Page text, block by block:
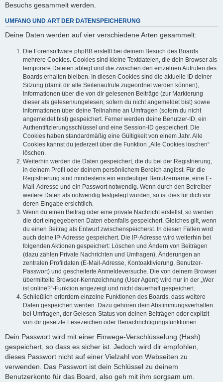
Besuchs gesammelt werden.
UMFANG UND ART DER DATENSPEICHERUNG
Deine Daten werden auf vier verschiedene Arten gesammelt:
Die Forensoftware phpBB erstellt bei deinem Besuch des Boards
mehrere Cookies. Cookies sind kleine Textdateien, die dein Browser als
temporäre Dateien ablegt und die zwischen den einzelnen Aufrufen des
Boards erhalten bleiben. In diesen Cookies sind die aktuelle ID deiner
Sitzung (damit dir alle Seitenaufrufe zugeordnet werden können),
Informationen über die von dir gelesenen Beiträge (zur Markierung
dieser als gelesen/ungelesen; sofern du nicht angemeldet bist) sowie
Informationen über deine Teilnahme an Umfragen (sofern du nicht
angemeldet bist) gespeichert. Ferner werden deine Benutzer-ID, ein
Authentifizierungsschlüssel und eine Session-ID gespeichert. Die
Cookies haben standardmäßig eine Gültigkeit von einem Jahr. Alle
Cookies kannst du jederzeit über die Funktion „Alle Cookies löschen“
löschen.
Weiterhin werden die Daten gespeichert, die du bei der Registrierung,
in deinem Profil oder deinem persönlichem Bereich angibst. Für die
Registrierung sind mindestens ein eindeutiger Benutzername, eine E-
Mail-Adresse und ein Passwort notwendig. Wenn durch den Betreiber
weitere Daten als notwendig festgelegt wurden, so ist dies für dich vor
deren Eingabe ersichtlich.
Wenn du einen Beitrag oder eine private Nachricht erstellst, so werden
die dort eingegebenen Daten ebenfalls gespeichert. Gleiches gilt, wenn
du einen Beitrag als Entwurf zwischenspeicherst. In diesen Fällen wird
auch deine IP-Adresse gespeichert. Die IP-Adresse wird weiterhin bei
folgenden Aktionen gespeichert: Löschen und Ändern von Beiträgen
(dazu zählen Private Nachrichten und Umfragen), Änderungen an
zentralen Profildaten (E-Mail-Adresse, Kontoaktivierung, Benutzer-
Passwort) und gescheiterte Anmeldeversuche. Die von deinem Browser
übermittelte Browser-Kennzeichnung (User Agent) wird nur in der „Wer
ist online?“-Funktion angezeigt und nicht dauerhaft gespeichert.
Schließlich erfordern einzelne Funktionen des Boards, dass weitere
Daten gespeichert werden. Dazu gehören dein Abstimmungsverhalten
bei Umfragen, der Gelesen-Status von deinen Beiträgen oder explizit
von dir gesetzte Lesezeichen oder Benachrichtigungsfunktionen.
Dein Passwort wird mit einer Einwege-Verschlüsselung (Hash)
gespeichert, so dass es sicher ist. Jedoch wird dir empfohlen,
dieses Passwort nicht auf einer Vielzahl von Webseiten zu
verwenden. Das Passwort ist dein Schlüssel zu deinem
Benutzerkonto für das Board, also geh mit ihm sorgsam um.